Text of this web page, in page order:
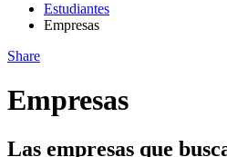
Estudiantes
Empresas
Share
Empresas
Las empresas que